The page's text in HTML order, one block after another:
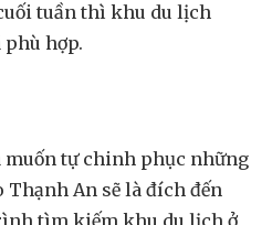
tuần thì khu du lịch
phù hợp.
muốn tự chinh phục những
Thạnh An sẽ là đích đến